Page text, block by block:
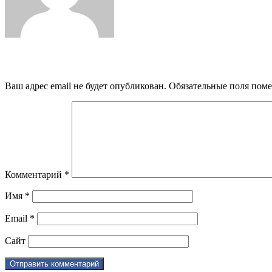
Ваш адрес email не будет опубликован. Обязательные поля
Комментарий *
Имя *
Email *
Сайт